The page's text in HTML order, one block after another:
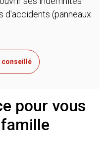
d'accidents (panneaux
conseillé
pour vous